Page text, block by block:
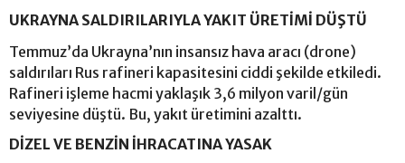
UKRAYNA SALDIRILARIYLA YAKIT ÜRETİMİ DÜŞTÜ
Temmuz’da Ukrayna’nın insansız hava aracı (drone)
saldırıları Rus rafineri kapasitesini ciddi şekilde etkiledi.
Rafineri işleme hacmi yaklaşık 3,6 milyon varil/gün
seviyesine düştü. Bu, yakıt üretimini azalttı.
DİZEL VE BENZİN İHRACATINA YASAK